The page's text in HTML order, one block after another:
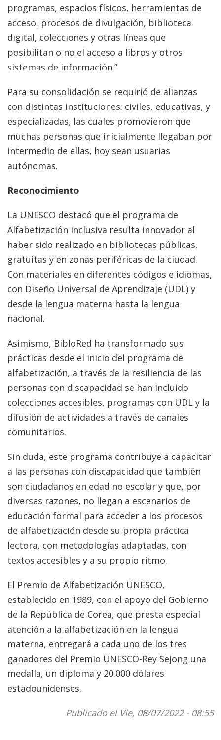
programas, espacios físicos, herramientas de
acceso, procesos de divulgación, biblioteca
digital, colecciones y otras líneas que
posibilitan o no el acceso a libros y otros
sistemas de información.”
Para su consolidación se requirió de alianzas
con distintas instituciones: civiles, educativas, y
especializadas, las cuales promovieron que
muchas personas que inicialmente llegaban por
intermedio de ellas, hoy sean usuarias
autónomas.
Reconocimiento
La UNESCO destacó que el programa de
Alfabetización Inclusiva resulta innovador al
haber sido realizado en bibliotecas públicas,
gratuitas y en zonas periféricas de la ciudad.
Con materiales en diferentes códigos e idiomas,
con Diseño Universal de Aprendizaje (UDL) y
desde la lengua materna hasta la lengua
nacional.
Asimismo, BibloRed ha transformado sus
prácticas desde el inicio del programa de
alfabetización, a través de la resiliencia de las
personas con discapacidad se han incluido
colecciones accesibles, programas con UDL y la
difusión de actividades a través de canales
comunitarios.
Sin duda, este programa contribuye a capacitar
a las personas con discapacidad que también
son ciudadanos en edad no escolar y que, por
diversas razones, no llegan a escenarios de
educación formal para acceder a los procesos
de alfabetización desde su propia práctica
lectora, con metodologías adaptadas, con
textos accesibles y a su propio ritmo.
El Premio de Alfabetización UNESCO,
establecido en 1989, con el apoyo del Gobierno
de la República de Corea, que presta especial
atención a la alfabetización en la lengua
materna, entregará a cada uno de los tres
ganadores del Premio UNESCO-Rey Sejong una
medalla, un diploma y 20.000 dólares
estadounidenses.
Publicado el Vie, 08/07/2022 - 08:55